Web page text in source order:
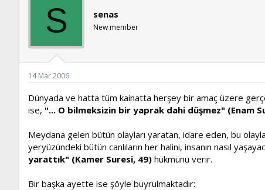
a
a
a
n
ç
h
i
S senas
New member
14 Mar 2006
Dünyada ve hatta tüm kainatta herşey bir amaç üzere
ise, "... O bilmeksizin bir yaprak dahi düşmez" (Enam
Meydana gelen bütün olayları yaratan, idare eden, bu
yeryüzündeki bütün canlıların her halini, insanın nasıl
yarattık" (Kamer Suresi, 49) hükmünü verir.
Bir başka ayette ise şöyle buyrulmaktadır: